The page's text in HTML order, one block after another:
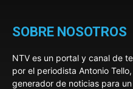
SOBRE NOSOTROS
NTV es un portal y canal de
por el periodista Antonio
generador de noticias para